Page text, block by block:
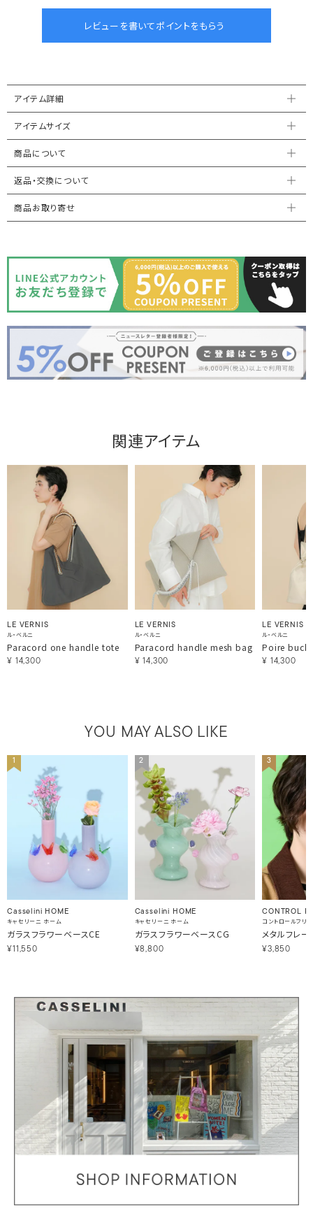
アイテム詳細
アイテムサイズ
商品について
返品・交換について
商品お取り寄せ
関連アイテム
LE VERNIS
ル・ベルニ
Paracord one handle tote
¥ 14,300
LE VERNIS
ル・ベルニ
Paracord handle mesh bag
¥ 14,300
LE VERNIS
ル・ベルニ
Poire
¥ 14,300
YOU MAY ALSO LIKE
1
Casselini HOME
キャセリーニ ホーム
ガラスフラワーベースCE
¥11,550
2
Casselini HOME
キャセリーニ ホーム
ガラスフラワーベースCG
¥8,800
3
CONTROL
コントロールフリ
メタルフレ
¥3,850